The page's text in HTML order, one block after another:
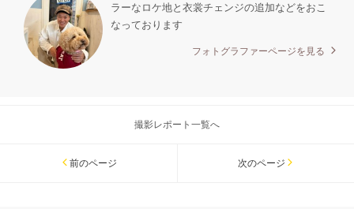
ラーなロケ地と衣裳チェンジの追加などをおこ
なっております
フォトグラファーページを見る
撮影レポート一覧へ
前のページ 次のページ